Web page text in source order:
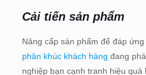
Cải tiến sản phẩm
Nâng cấp sản phẩm để đáp
phân khúc khách hàng đang
nghiệp bạn cạnh tranh hiệu quả